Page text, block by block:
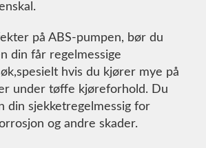
på ABS-pumpen, bør du
din får regelmessige
hvis du kjører mye på
under tøffe kjøreforhold. Du
din sjekketregelmessig for
og andre skader.